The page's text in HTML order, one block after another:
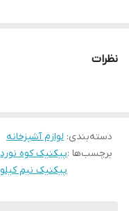
نظرات
دسته‌بندی: لوازم آشپزخانه
برچسب‌ها :پیکنیک کوه
پیکنیک نیم